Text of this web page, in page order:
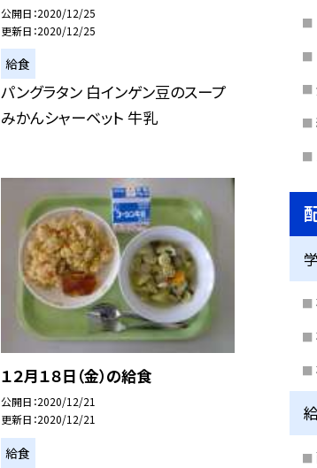
公開日 2020/12/25
更新日 2020/12/25
給食
パングラタン 白インゲン豆のスープ
みかんシャーベット 牛乳
１２月１８日（金）の給食
公開日 2020/12/21
更新日 2020/12/21
給食